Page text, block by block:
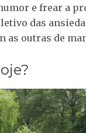
e frear a
das
as outras de